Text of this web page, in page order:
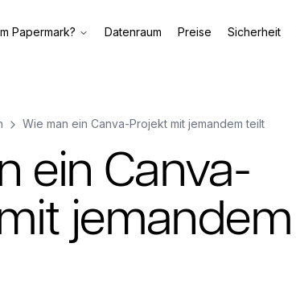
Papermark? Datenraum Preise Sicherheit
Wie man ein Canva-Projekt mit jemandem teilt
ein Canva-
jemandem